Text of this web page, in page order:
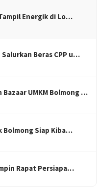
Energik di Lo…
Beras CPP u…
Bazaar UMKM Bolmong …
Siap Kiba…
Rapat Persiapa…